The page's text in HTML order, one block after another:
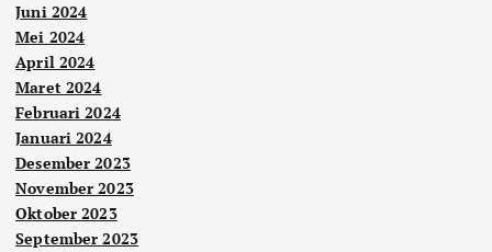
Juni 2024
Mei 2024
April 2024
Maret 2024
Februari 2024
Januari 2024
Desember 2023
November 2023
Oktober 2023
September 2023